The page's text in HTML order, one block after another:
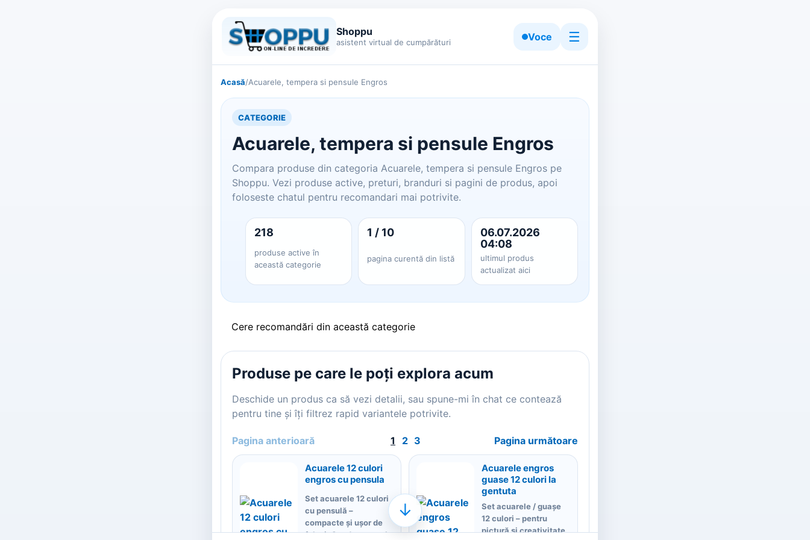
Shoppu
asistent virtual de cumpărături Voce ☰
Acasă/Acuarele, tempera si pensule Engros
CATEGORIE
Acuarele, tempera si pensule Engros
Compara produse din categoria Acuarele, tempera si pensule Engros pe
Shoppu. Vezi produse active, preturi, branduri si pagini de produs, apoi
foloseste chatul pentru recomandari mai potrivite.
218
produse active în
această categorie
1 / 10
pagina curentă din listă
06.07.2026
04:08
ultimul produs
actualizat aici
Cere recomandări din această categorie
Produse pe care le poți explora acum
Deschide un produs ca să vezi detalii, sau spune-mi în chat ce contează
pentru tine și îți filtrez rapid variantele potrivite.
Pagina anterioară 1 2 3 Pagina următoare
Acuarele 12 culori
engros cu pensula
Set acuarele 12 culori
cu pensulă –
compacte și ușor de
folosit Set de acuarele
Acuarele engros
guase 12 culori la
gentuta
Set acuarele / guașe
12 culori – pentru
pictură și creativitate
↓